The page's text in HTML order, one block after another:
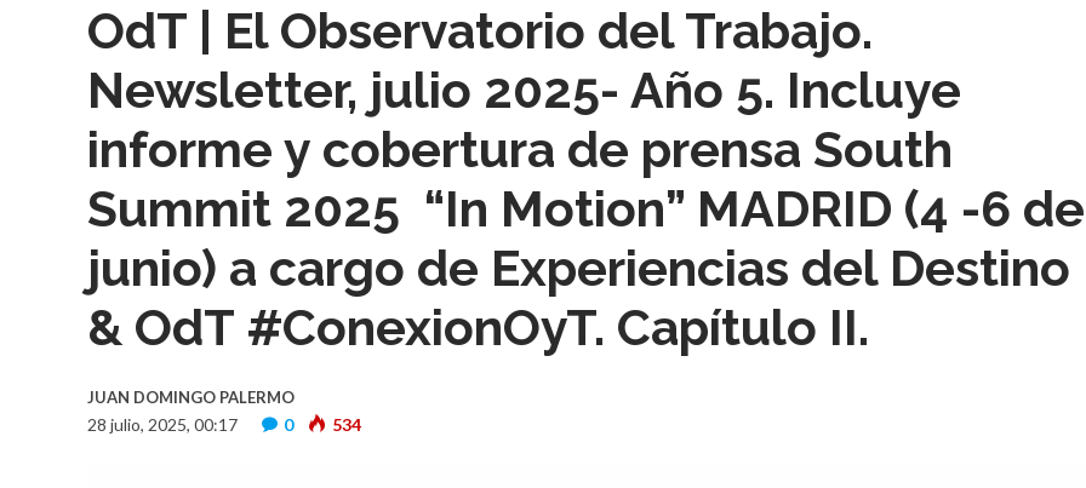
OdT | El Observatorio del Trabajo.
Newsletter, julio 2025- Año 5. Incluye
informe y cobertura de prensa South
Summit 2025 “In Motion” MADRID (4 -6 de
junio) a cargo de Experiencias del Destino
& OdT #ConexionOyT. Capítulo II.
JUAN DOMINGO PALERMO
28 julio, 2025, 00:17 0 534